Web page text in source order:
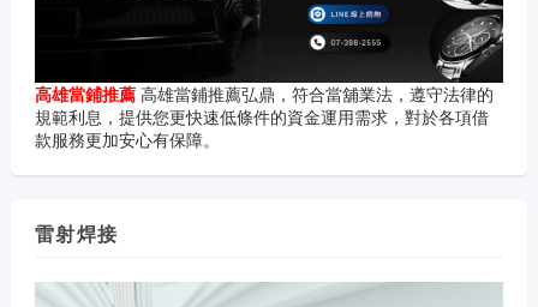
高雄當鋪推薦 高雄當鋪推薦弘鼎，符合當舖業法，遵守法律的
規範利息，提供您更快速低條件的資金運用需求，對於各項借
款服務更加安心有保障。
雷射焊接